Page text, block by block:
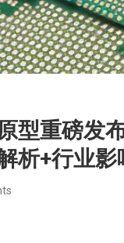
型重磅发
析+行业影